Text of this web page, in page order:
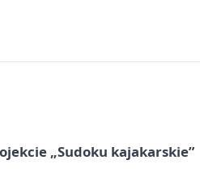
„Sudoku kajakarskie”